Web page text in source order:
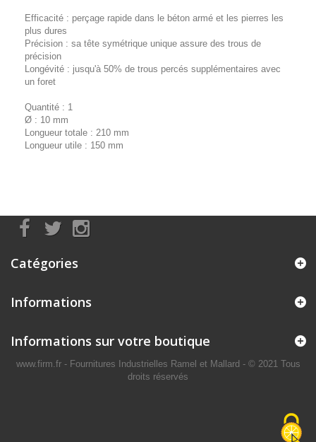
Efficacité : perçage rapide dans le béton armé et les pierres les
plus dures
Précision : sa tête symétrique unique assure des trous de
précision
Longévité : jusqu'à 50% de trous percés supplémentaires avec
un foret
Quantité : 1
Ø : 10 mm
Longueur totale : 210 mm
Longueur utile : 150 mm
Catégories
Informations
Informations sur votre boutique
www.firm.fr - Fournitures Industrielles Ramel et Mallard - © 2021 Tous
droits réservés